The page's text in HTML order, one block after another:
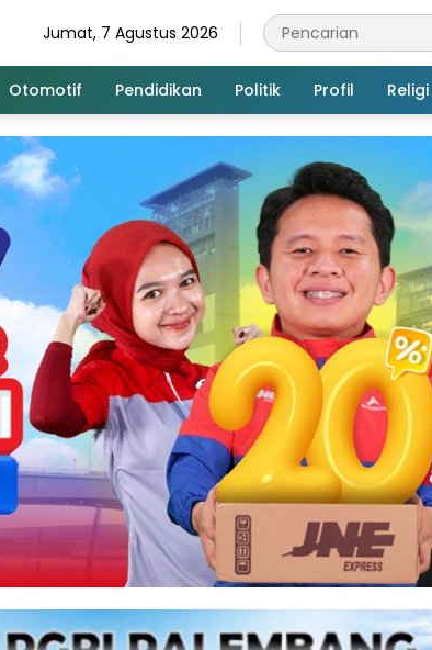
Jumat, 7 Agustus 2026
Otomotif Pendidikan Politik Profil Religi